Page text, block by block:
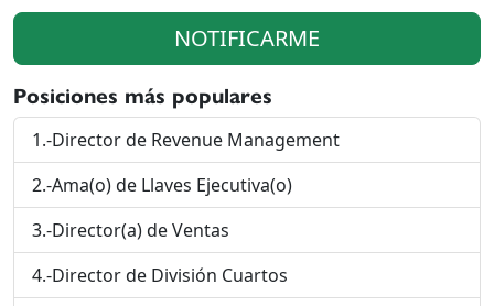
NOTIFICARME
Posiciones más populares
1.-Director de Revenue Management
2.-Ama(o) de Llaves Ejecutiva(o)
3.-Director(a) de Ventas
4.-Director de División Cuartos